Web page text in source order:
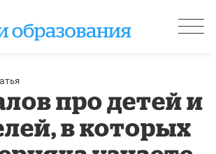
про детей и
в которых